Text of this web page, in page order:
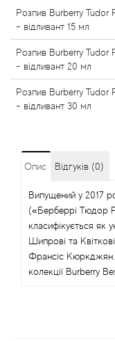
Розпив Burberry Tudor
- відливант 15 мл
Розпив Burberry Tudor
- відливант 20 мл
Розпив Burberry Tudor
- відливант 30 мл
Опис Відгуків (0)
Випущений у 2017
(«Берберрі Тюдор
класифікується як
Шипрові та
Франсіс Кюркджян.
колекції Burberry